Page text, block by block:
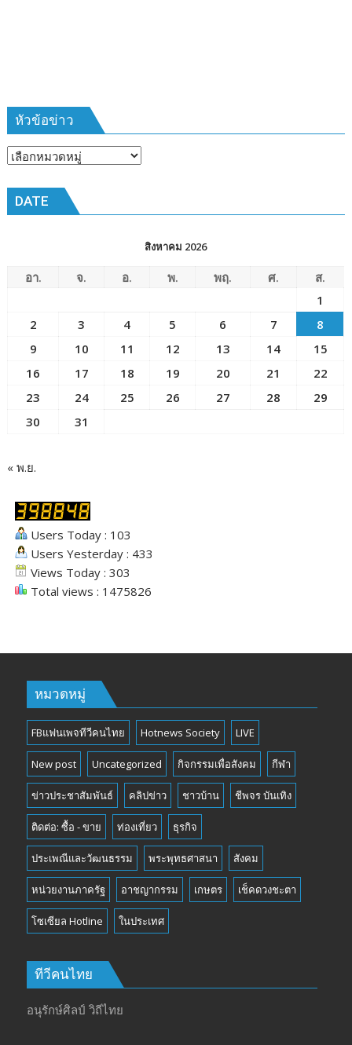
๒๕๖๙
หัวข้อข่าว
หัวข้อ
DATE
สิงหาคม 2026
อา. จ. อ. พ. พฤ. ศ.
ส.
1
2
3 4 5 6 7
8
9
10 11 12 13 14
15
16
17 18 19 20 21
22
23
24 25 26 27 28
29
30
31
« พ.ย.
Users Today : 103
Users Yesterday : 433
Views Today : 303
Total views : 1475826
หมวดหมู่
FBแฟนเพจทีวีคนไทย Hotnews Society LIVE
New post Uncategorized กิจกรรมเพื่อสังคม กีฬา
ข่าวประชาสัมพันธ์ คลิปข่าว ชาวบ้าน ชีพจร บันเทิง
ติดต่อ: ซื้อ - ขาย ท่องเที่ยว ธุรกิจ
ประเพณีและวัฒนธรรม พระพุทธศาสนา สังคม
หน่วยงานภาครัฐ อาชญากรรม เกษตร เช็คดวงชะตา
โซเซียล Hotline ในประเทศ
ทีวีคนไทย
อนุรักษ์ศิลป์ วิถีไทย